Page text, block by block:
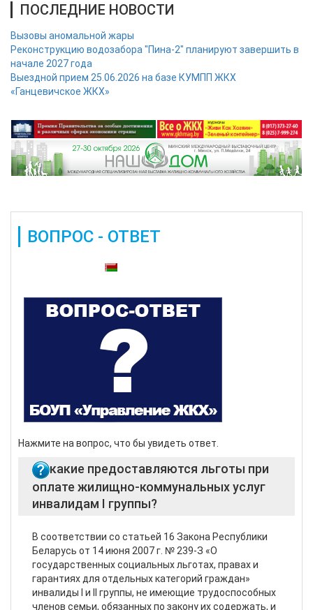
ПОСЛЕДНИЕ НОВОСТИ
Вызовы аномальной жары
Реконструкцию водозабора "Пина-2" планируют завершить в
начале 2027 года
Выездной прием 25.06.2026 на базе КУМПП ЖКХ
«Ганцевичское ЖКХ»
ВОПРОС - ОТВЕТ
Также доступны:
Нажмите на вопрос, что бы увидеть ответ.
какие предоставляются льготы при
оплате жилищно-коммунальных услуг
инвалидам I группы?
В соответствии со статьей 16 Закона Республики
Беларусь от 14 июня 2007 г. № 239-З «О
государственных социальных льготах, правах и
гарантиях для отдельных категорий граждан»
инвалиды I и II группы, не имеющие трудоспособных
членов семьи, обязанных по закону их содержать, и